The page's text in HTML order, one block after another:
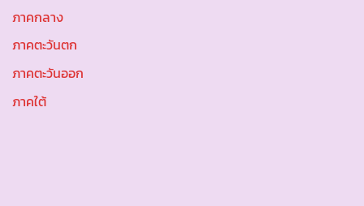
ภาคกลาง
ภาคตะวันตก
ภาคตะวันออก
ภาคใต้